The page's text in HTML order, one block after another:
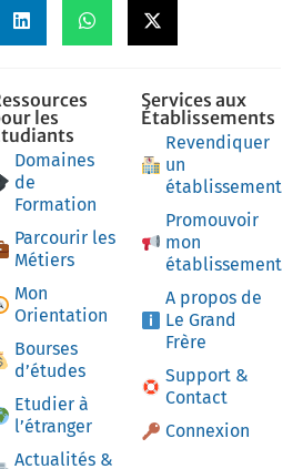
les
Domaines
de
Formation
Parcourir les
Métiers
Mon
Orientation
Bourses
d’études
Etudier à
l’étranger
Actualités &
Services aux
Établissements
Revendiquer
un
établissement
Promouvoir
mon
établissement
A propos de
Le Grand
Frère
Support &
Contact
Connexion